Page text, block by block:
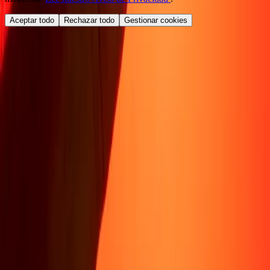
Aceptar todo Rechazar todo Gestionar cookies